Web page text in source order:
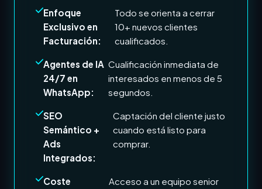
Enfoque
Exclusivo en
Facturación:
Todo se orienta a cerrar
10+ nuevos clientes
cualificados.
Agentes de IA
24/7 en
WhatsApp:
Cualificación inmediata de
interesados en menos de 5
segundos.
SEO
Semántico +
Ads
Integrados:
Captación del cliente justo
cuando está listo para
comprar.
Coste
Acceso a un equipo senior